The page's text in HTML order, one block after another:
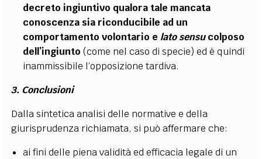
decreto ingiuntivo qualora tale mancata
conoscenza sia riconducibile ad un
comportamento volontario e lato sensucolposo
dell’ingiunto (come nel caso di specie) ed è quindi
inammissibile l’opposizione tardiva.
3. Conclusioni
Dalla sintetica analisi delle normative e della
giurisprudenza richiamata, si può affermare che:
ai fini delle piena validità ed efficacia legale di un